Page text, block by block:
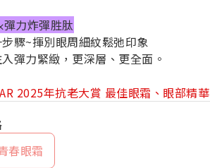
彈力炸彈胜肽
驟~揮別眼周細紋鬆弛印象
彈力緊緻，更深層、更全面。
2025年抗老大賞 最佳眼霜、眼部精華
春眼霜